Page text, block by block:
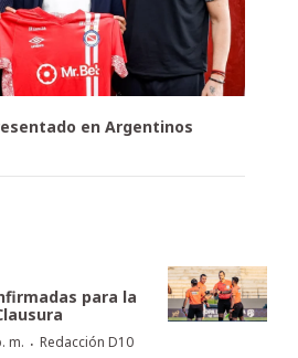
en Argentinos
para la
m. · Redacción D10